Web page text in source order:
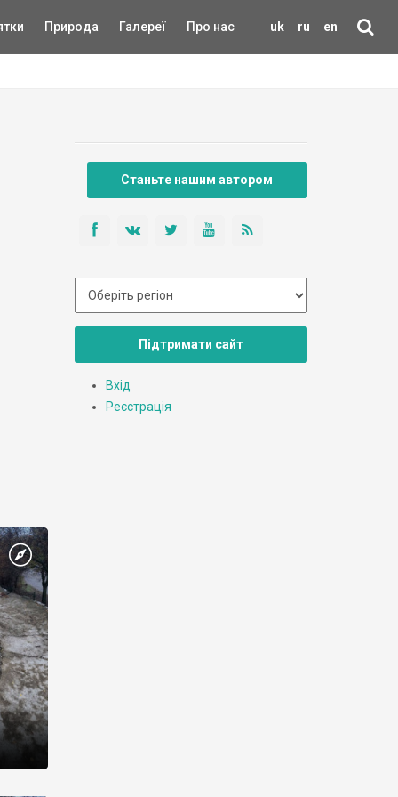
uk ru en
Природа Галереї Про нас
Станьте нашим автором
Підтримати сайт
Вхід
Реєстрація